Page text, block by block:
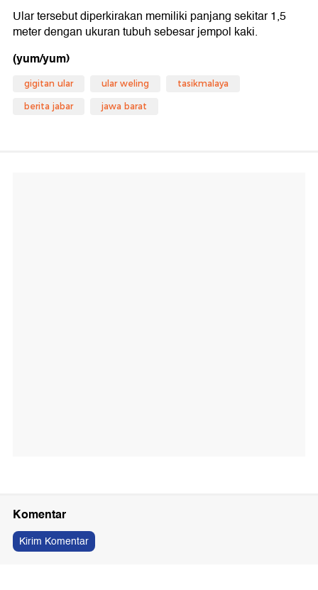
Ular tersebut diperkirakan memiliki panjang sekitar 1,5
meter dengan ukuran tubuh sebesar jempol kaki.
(yum/yum)
gigitan ular ular weling tasikmalaya
berita jabar jawa barat
Komentar
Kirim Komentar